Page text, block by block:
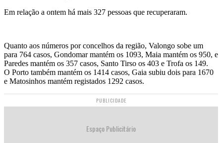
Em relação a ontem há mais 327 pessoas que recuperaram.
Quanto aos números por concelhos da região, Valongo sobe um
para 764 casos, Gondomar mantém os 1093, Maia mantém os 950, e
Paredes mantém os 357 casos, Santo Tirso os 403 e Trofa os 149.
O Porto também mantém os 1414 casos, Gaia subiu dois para 1670
e Matosinhos mantém registados 1292 casos.
PUBLICIDADE
Espaço Publicitário